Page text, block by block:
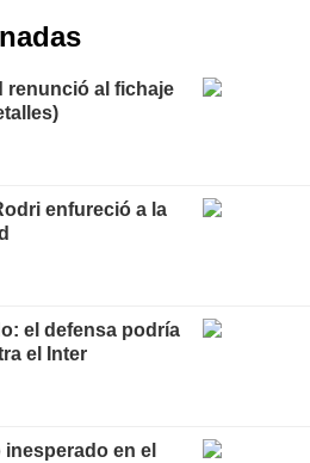
renunció al fichaje
enfureció a la
el defensa podría
el Inter
en el